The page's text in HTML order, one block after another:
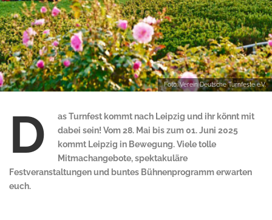
Foto: Verein Deutsche Turnfeste e.V.
D
as Turnfest kommt nach Leipzig und ihr könnt mit
dabei sein! Vom 28. Mai bis zum 01. Juni 2025
kommt Leipzig in Bewegung. Viele tolle
Mitmachangebote, spektakuläre
Festveranstaltungen und buntes Bühnenprogramm erwarten
euch.